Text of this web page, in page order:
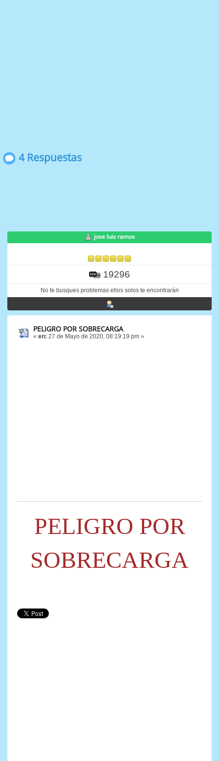
4 Respuestas
jose luis ramos
19296
No te busques problemas ellos solos te encontrarán
PELIGRO POR SOBRECARGA
« en: 27 de Mayo de 2020, 08:19:19 pm »
PELIGRO POR
SOBRECARGA